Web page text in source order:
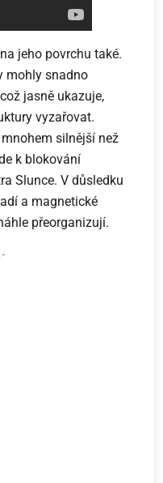
jeho povrchu také.
mohly snadno
jasně ukazuje,
vyzařovat.
silnější než
k blokování
Slunce. V důsledku
a magnetické
přeorganizují.